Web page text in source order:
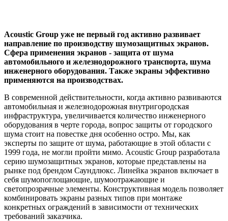
Acoustic Group уже не первый год активно развивает
направление по производству шумозащитных экранов.
Сфера применения экранов - защита от шума
автомобильного и железнодорожного транспорта, шума
инженерного оборудования. Также экраны эффективно
применяются на производствах.
В современной действительности, когда активно развиваются
автомобильная и железнодорожная внутригородская
инфраструктура, увеличивается количество инженерного
оборудования в черте города, вопрос защиты от городского
шума стоит на повестке дня особенно остро. Мы, как
эксперты по защите от шума, работающие в этой области с
1999 года, не могли пройти мимо. Acoustic Group разработала
серию шумозащитных экранов, которые представлены на
рынке под брендом Саундлюкс. Линейка экранов включает в
себя шумопоглощающие, шумоотражающие и
светопрозрачные элементы. Конструктивная модель позволяет
комбинировать экраны разных типов при монтаже
конкретных ограждений в зависимости от технических
требований заказчика.